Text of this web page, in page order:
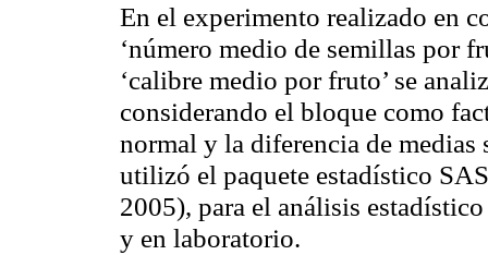
En el experimento realizado en
‘número medio de semillas por
‘calibre medio por fruto’ se
considerando el bloque como
normal y la diferencia de medias
utilizó el paquete estadístico
2005), para el análisis
y en laboratorio.